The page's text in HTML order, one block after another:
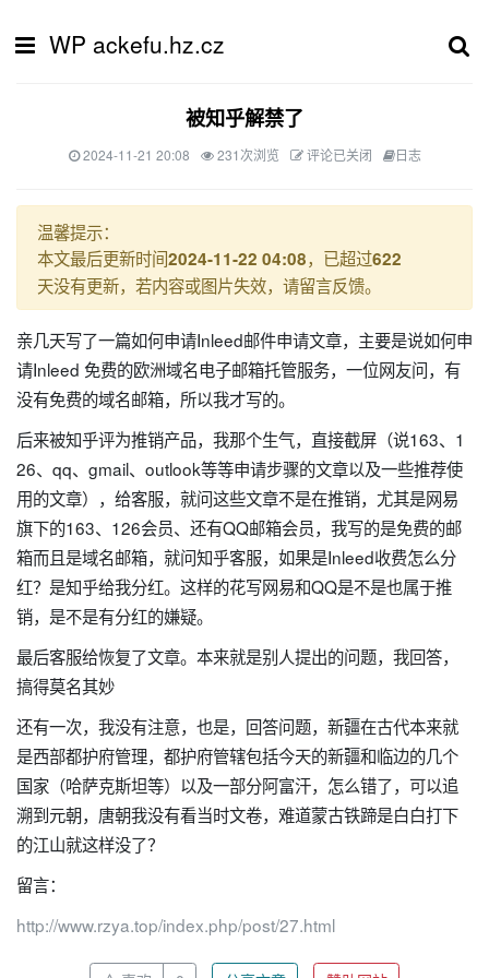
WP ackefu.hz.cz
被知乎解禁了
2024-11-21 20:08 231次浏览 评论已关闭 日志
温馨提示：
本文最后更新时间2024-11-22 04:08，已超过622
天没有更新，若内容或图片失效，请留言反馈。
亲几天写了一篇如何申请Inleed邮件申请文章，主要是说如何申
请Inleed 免费的欧洲域名电子邮箱托管服务，一位网友问，有
没有免费的域名邮箱，所以我才写的。
后来被知乎评为推销产品，我那个生气，直接截屏（说163、1
26、qq、gmail、outlook等等申请步骤的文章以及一些推荐使
用的文章），给客服，就问这些文章不是在推销，尤其是网易
旗下的163、126会员、还有QQ邮箱会员，我写的是免费的邮
箱而且是域名邮箱，就问知乎客服，如果是Inleed收费怎么分
红？是知乎给我分红。这样的花写网易和QQ是不是也属于推
销，是不是有分红的嫌疑。
最后客服给恢复了文章。本来就是别人提出的问题，我回答，
搞得莫名其妙
还有一次，我没有注意，也是，回答问题，新疆在古代本来就
是西部都护府管理，都护府管辖包括今天的新疆和临边的几个
国家（哈萨克斯坦等）以及一部分阿富汗，怎么错了，可以追
溯到元朝，唐朝我没有看当时文卷，难道蒙古铁蹄是白白打下
的江山就这样没了？
留言：
http://www.rzya.top/index.php/post/27.html